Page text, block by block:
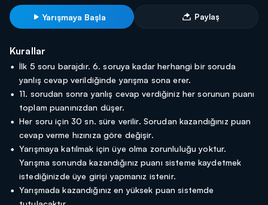
Yarışmaya Başla Paylaş
Kurallar
İlk 5 soru barajdır. 6. soruya kadar herhangi bir soruda
yanlış cevap verildiğinde yarışma sona erer.
11. sorudan sonra yanlış cevap verdiğiniz her sorunun puanı
toplam puanınızdan düşer.
Her soru için 30 sn. süre verilir. Sorudan kazandığınız puan
cevap verme hızınıza göre değişir.
Yarışmaya katılmak için üye olma zorunluluğu yoktur.
Yarışma sonunda kazandığınız puanı sisteme kaydetmek
istediğinizde üye girişi yapmanız istenir.
Yarışmada kazandığınız en yüksek puan sistemde